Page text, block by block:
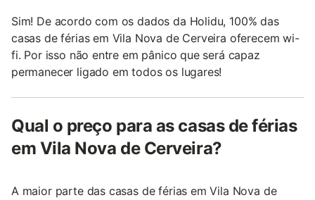
Sim! De acordo com os dados da Holidu, 100% das
casas de férias em Vila Nova de Cerveira oferecem wi-
fi. Por isso não entre em pânico que será capaz
permanecer ligado em todos os lugares!
Qual o preço para as casas de férias
em Vila Nova de Cerveira?
A maior parte das casas de férias em Vila Nova de